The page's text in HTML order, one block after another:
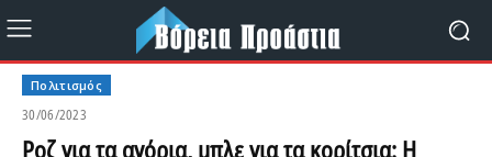
Πολιτισμός
30/06/2023
Ροζ για τα αγόρια, μπλε για τα κορίτσια: Η